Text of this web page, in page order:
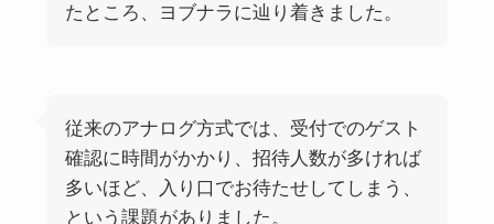
たところ、ヨブナラに辿り着きました。
従来のアナログ方式では、受付でのゲスト
確認に時間がかかり、招待人数が多ければ
多いほど、入り口でお待たせしてしまう、
という課題がありました。